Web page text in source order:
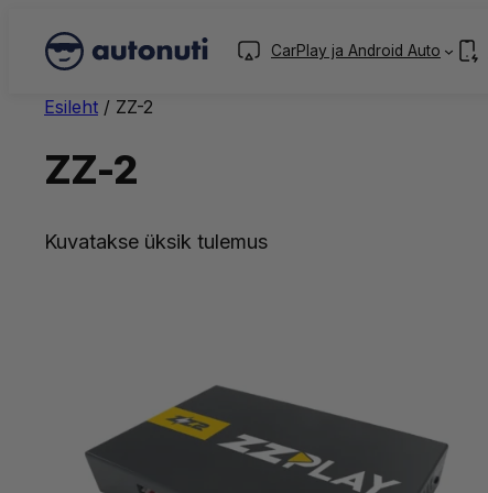
CarPlay ja Android Auto
Esileht / ZZ-2
ZZ-2
Kuvatakse üksik tulemus